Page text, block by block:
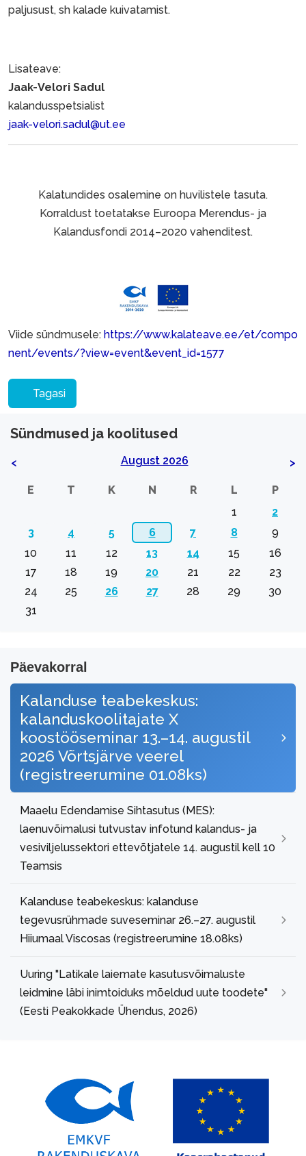
paljusust, sh kalade kuivatamist.
Lisateave:
Jaak-Velori Sadul
kalandusspetsialist
jaak-velori.sadul@ut.ee
Kalatundides osalemine on huvilistele tasuta.
Korraldust toetatakse Euroopa Merendus- ja
Kalandusfondi 2014–2020 vahenditest.
Viide sündmusele: https://www.kalateave.ee/et/compo
nent/events/?view=event&event_id=1577
Tagasi
Sündmused ja koolitused
< August 2026 >
E T K N R L
P
1
2
3
4 5 6 7 8
9
10
11 12 13 14 15
16
17
18 19 20 21 22
23
24
25 26 27 28 29
30
31
Päevakorral
Kalanduse teabekeskus:
kalanduskoolitajate X
koostööseminar 13.–14. augustil
2026 Võrtsjärve veerel
(registreerumine 01.08ks)
Maaelu Edendamise Sihtasutus (MES):
laenuvõimalusi tutvustav infotund kalandus- ja
vesiviljelussektori ettevõtjatele 14. augustil kell 10
Teamsis
Kalanduse teabekeskus: kalanduse
tegevusrühmade suveseminar 26.–27. augustil
Hiiumaal Viscosas (registreerumine 18.08ks)
Uuring "Latikale laiemate kasutusvõimaluste
leidmine läbi inimtoiduks mõeldud uute toodete"
(Eesti Peakokkade Ühendus, 2026)